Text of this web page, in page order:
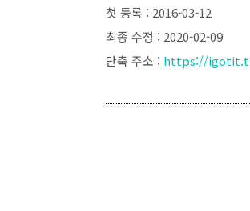
첫 등록 : 2016-03-12
최종 수정 : 2020-02-09
단축 주소 : https://